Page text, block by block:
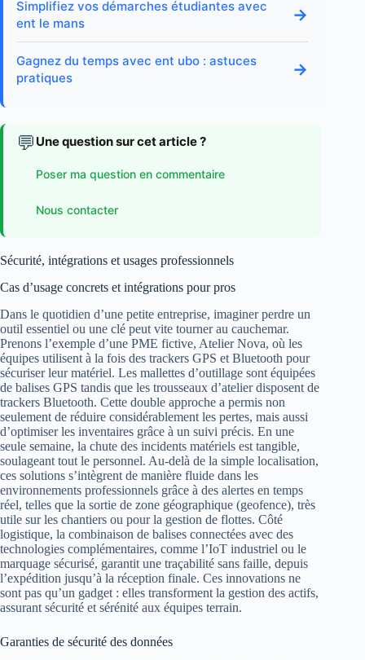
Simplifiez vos démarches étudiantes avec
ent le mans
→
Gagnez du temps avec ent ubo : astuces
pratiques
→
💬 Une question sur cet article ?
Poser ma question en commentaire
Nous contacter
Sécurité, intégrations et usages professionnels
Cas d’usage concrets et intégrations pour pros
Dans le quotidien d’une petite entreprise, imaginer perdre un
outil essentiel ou une clé peut vite tourner au cauchemar.
Prenons l’exemple d’une PME fictive, Atelier Nova, où les
équipes utilisent à la fois des trackers GPS et Bluetooth pour
sécuriser leur matériel. Les mallettes d’outillage sont équipées
de balises GPS tandis que les trousseaux d’atelier disposent de
trackers Bluetooth. Cette double approche a permis non
seulement de réduire considérablement les pertes, mais aussi
d’optimiser les inventaires grâce à un suivi précis. En une
seule semaine, la chute des incidents matériels est tangible,
soulageant tout le personnel. Au-delà de la simple localisation,
ces solutions s’intègrent de manière fluide dans les
environnements professionnels grâce à des alertes en temps
réel, telles que la sortie de zone géographique (geofence), très
utile sur les chantiers ou pour la gestion de flottes. Côté
logistique, la combinaison de balises connectées avec des
technologies complémentaires, comme l’IoT industriel ou le
marquage sécurisé, garantit une traçabilité sans faille, depuis
l’expédition jusqu’à la réception finale. Ces innovations ne
sont pas qu’un gadget : elles transforment la gestion des actifs,
assurant sécurité et sérénité aux équipes terrain.
Garanties de sécurité des données